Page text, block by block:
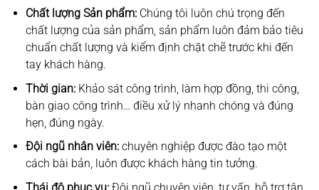
Chất lượng Sản phẩm:Chúng tôi luôn chú trọng đến
chất lượng của sản phẩm, sản phẩm luôn đảm bảo tiêu
chuẩn chất lượng và kiểm định chặt chẽ trước khi đến
tay khách hàng.
Thời gian:Khảo sát công trình, làm hợp đồng, thi công,
bàn giao công trình… điều xử lý nhanh chóng và đúng
hẹn, đúng ngày.
Đội ngũ nhân viên:chuyên nghiệp được đào tạo một
cách bài bản, luôn được khách hàng tin tưởng.